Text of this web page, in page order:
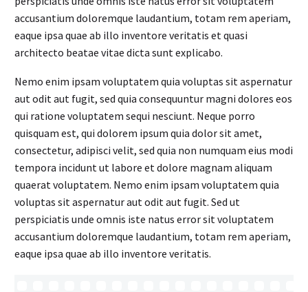
accusantium doloremque laudantium, totam rem aperiam,
eaque ipsa quae ab illo inventore veritatis et quasi
architecto beatae vitae dicta sunt explicabo.
Nemo enim ipsam voluptatem quia voluptas sit aspernatur
aut odit aut fugit, sed quia consequuntur magni dolores eos
qui ratione voluptatem sequi nesciunt. Neque porro
quisquam est, qui dolorem ipsum quia dolor sit amet,
consectetur, adipisci velit, sed quia non numquam eius modi
tempora incidunt ut labore et dolore magnam aliquam
quaerat voluptatem. Nemo enim ipsam voluptatem quia
voluptas sit aspernatur aut odit aut fugit. Sed ut
perspiciatis unde omnis iste natus error sit voluptatem
accusantium doloremque laudantium, totam rem aperiam,
eaque ipsa quae ab illo inventore veritatis.